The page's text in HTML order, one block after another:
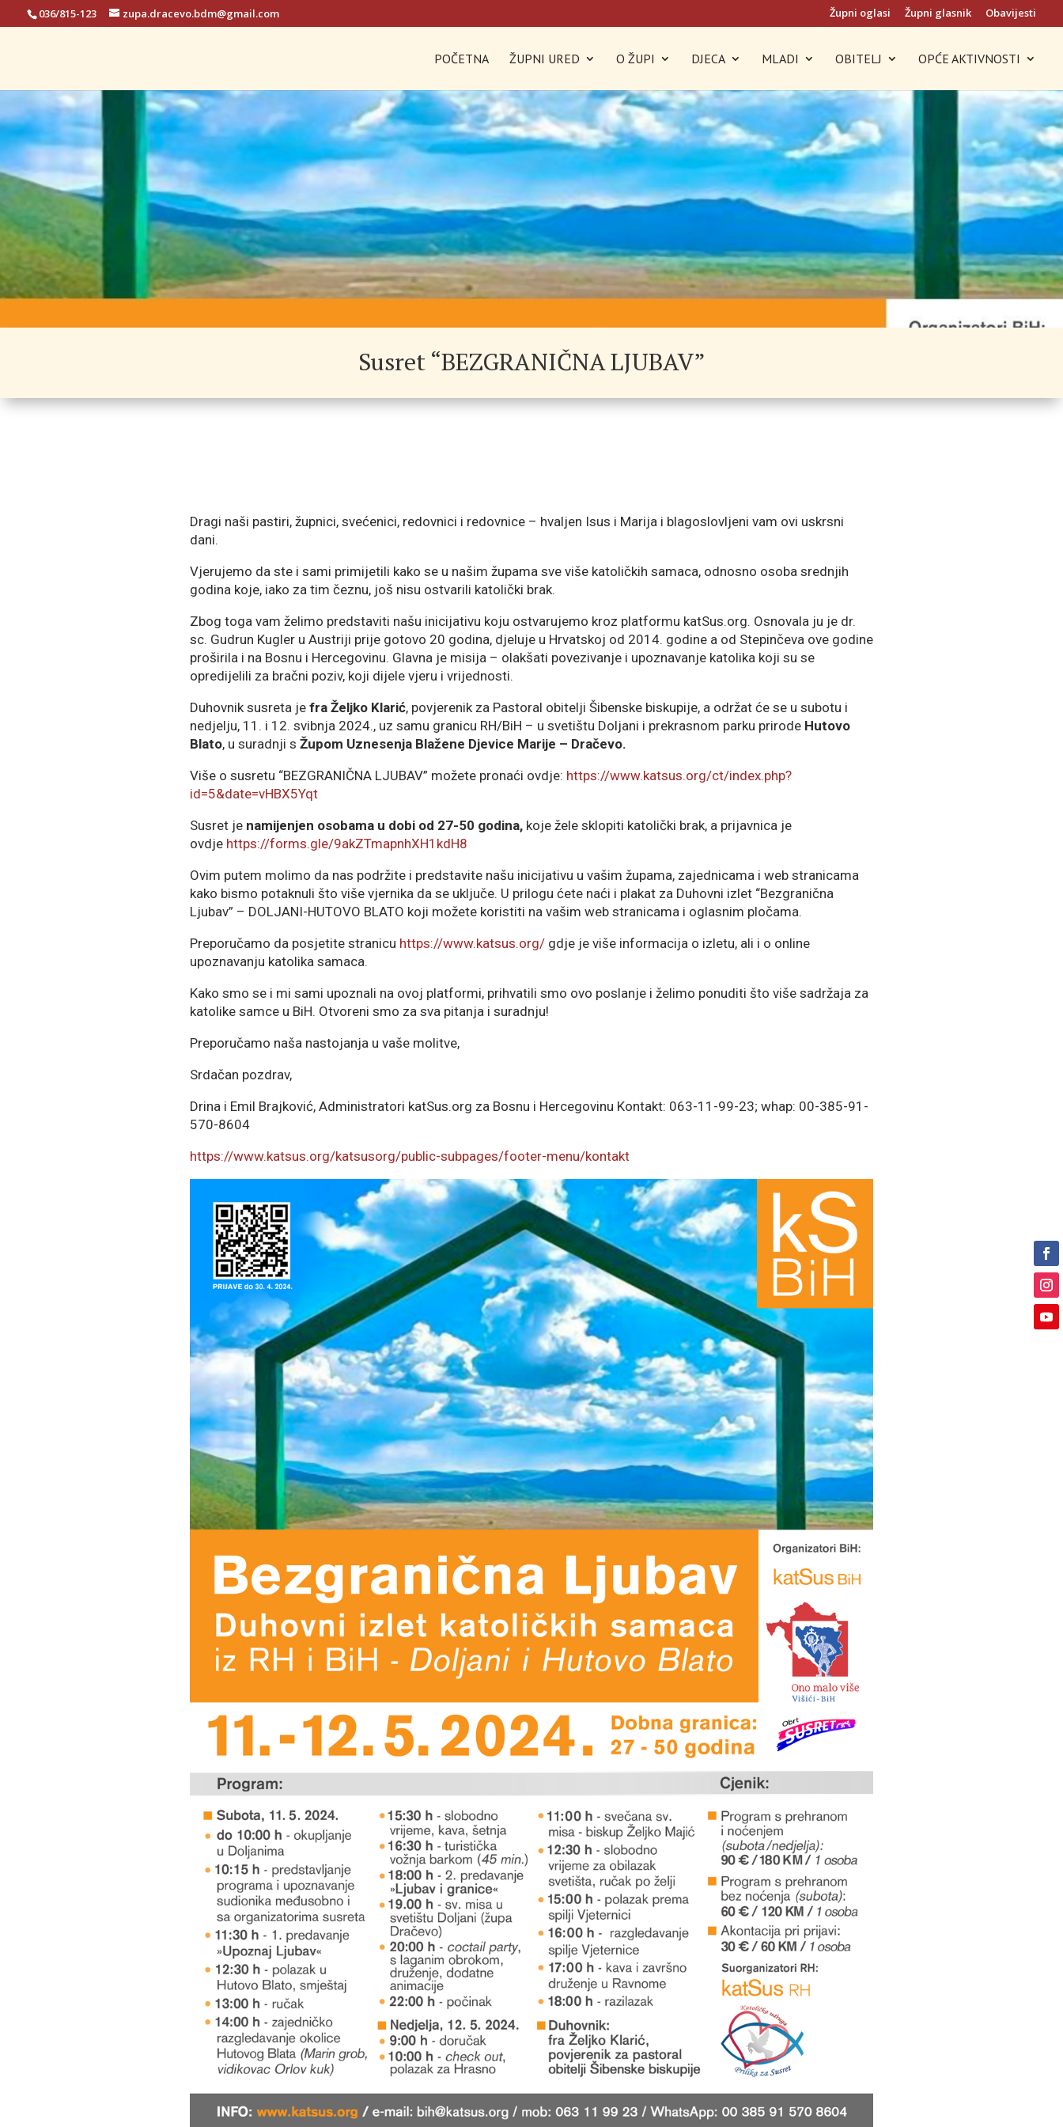
036/815-123 zupa.dracevo.bdm@gmail.com Župni oglasi Župni glasnik Obavijesti
POČETNA ŽUPNI URED O ŽUPI DJECA MLADI OBITELJ OPĆE AKTIVNOSTI
Susret “BEZGRANIČNA LJUBAV”
Dragi naši pastiri, župnici, svećenici, redovnici i redovnice – hvaljen Isus i Marija i blagoslovljeni vam ovi uskrsni
dani.
Vjerujemo da ste i sami primijetili kako se u našim župama sve više katoličkih samaca, odnosno osoba srednjih
godina koje, iako za tim čeznu, još nisu ostvarili katolički brak.
Zbog toga vam želimo predstaviti našu inicijativu koju ostvarujemo kroz platformu katSus.org. Osnovala ju je dr.
sc. Gudrun Kugler u Austriji prije gotovo 20 godina, djeluje u Hrvatskoj od 2014. godine a od Stepinčeva ove godine
proširila i na Bosnu i Hercegovinu. Glavna je misija – olakšati povezivanje i upoznavanje katolika koji su se
opredijelili za bračni poziv, koji dijele vjeru i vrijednosti.
Duhovnik susreta je fra Željko Klarić, povjerenik za Pastoral obitelji Šibenske biskupije, a održat će se u subotu i
nedjelju, 11. i 12. svibnja 2024., uz samu granicu RH/BiH – u svetištu Doljani i prekrasnom parku prirode Hutovo
Blato, u suradnji s Župom Uznesenja Blažene Djevice Marije – Dračevo.
Više o susretu “BEZGRANIČNA LJUBAV” možete pronaći ovdje: https://www.katsus.org/ct/index.php?
id=5&date=vHBX5Yqt
Susret je namijenjen osobama u dobi od 27-50 godina, koje žele sklopiti katolički brak, a prijavnica je
ovdje https://forms.gle/9akZTmapnhXH1kdH8
Ovim putem molimo da nas podržite i predstavite našu inicijativu u vašim župama, zajednicama i web stranicama
kako bismo potaknuli što više vjernika da se uključe. U prilogu ćete naći i plakat za Duhovni izlet “Bezgranična
Ljubav” – DOLJANI-HUTOVO BLATO koji možete koristiti na vašim web stranicama i oglasnim pločama.
Preporučamo da posjetite stranicu https://www.katsus.org/ gdje je više informacija o izletu, ali i o online
upoznavanju katolika samaca.
Kako smo se i mi sami upoznali na ovoj platformi, prihvatili smo ovo poslanje i želimo ponuditi što više sadržaja za
katolike samce u BiH. Otvoreni smo za sva pitanja i suradnju!
Preporučamo naša nastojanja u vaše molitve,
Srdačan pozdrav,
Drina i Emil Brajković, Administratori katSus.org za Bosnu i Hercegovinu Kontakt: 063-11-99-23; whap: 00-385-91-
570-8604
https://www.katsus.org/katsusorg/public-subpages/footer-menu/kontakt